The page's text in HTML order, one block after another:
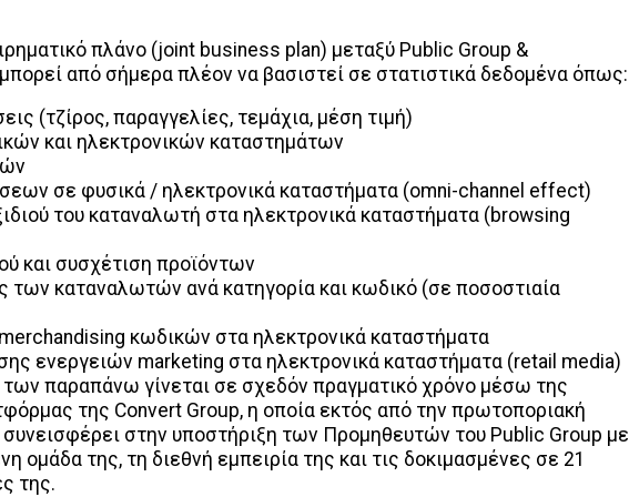
πλάνο (joint business plan) μεταξύ Public Group &
από σήμερα πλέον να βασιστεί σε στατιστικά δεδομένα όπως:
(τζίρος, παραγγελίες, τεμάχια, μέση τιμή)
και ηλεκτρονικών καταστημάτων
σε φυσικά / ηλεκτρονικά καταστήματα (omni-channel effect)
του καταναλωτή στα ηλεκτρονικά καταστήματα (browsing
και συσχέτιση προϊόντων
των καταναλωτών ανά κατηγορία και κωδικό (σε ποσοστιαία
κωδικών στα ηλεκτρονικά καταστήματα
ενεργειών marketing στα ηλεκτρονικά καταστήματα (retail media)
των παραπάνω γίνεται σε σχεδόν πραγματικό χρόνο μέσω της
της Convert Group, η οποία εκτός από την πρωτοποριακή
συνεισφέρει στην υποστήριξη των Προμηθευτών του Public Group με
ομάδα της, τη διεθνή εμπειρία της και τις δοκιμασμένες σε 21
της.